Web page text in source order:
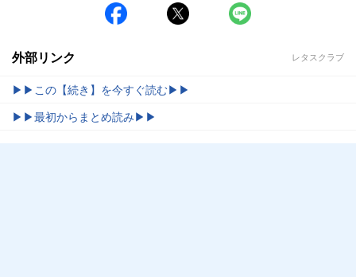
外部リンク レタスクラブ
▶▶この【続き】を今すぐ読む▶▶
▶▶最初からまとめ読み▶▶